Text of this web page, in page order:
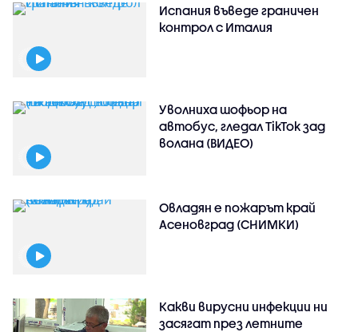
Испания въведе граничен
контрол с Италия
Уволниха шофьор на
автобус, гледал TikTok зад
волана (ВИДЕО)
Овладян е пожарът край
Асеновград (СНИМКИ)
Какви вирусни инфекции ни
засягат през летните